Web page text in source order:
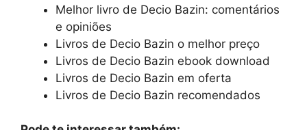
Melhor livro de Decio Bazin: comentários
e opiniões
Livros de Decio Bazin o melhor preço
Livros de Decio Bazin ebook download
Livros de Decio Bazin em oferta
Livros de Decio Bazin recomendados